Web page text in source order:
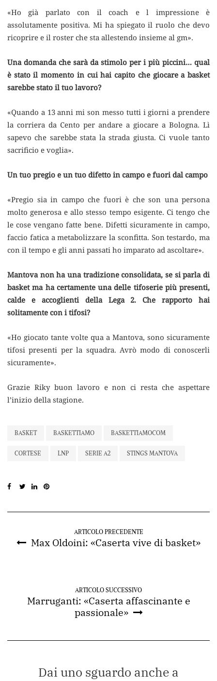
«Ho già parlato con il coach e l impressione è
assolutamente positiva. Mi ha spiegato il ruolo che devo
ricoprire e il roster che sta allestendo insieme al gm».
Una domanda che sarà da stimolo per i più piccini… qual
è stato il momento in cui hai capito che giocare a basket
sarebbe stato il tuo lavoro?
«Quando a 13 anni mi son messo tutti i giorni a prendere
la corriera da Cento per andare a giocare a Bologna. Lì
sapevo che sarebbe stata la strada giusta. Ci vuole tanto
sacrificio e voglia».
Un tuo pregio e un tuo difetto in campo e fuori dal campo
«Pregio sia in campo che fuori è che son una persona
molto generosa e allo stesso tempo esigente. Ci tengo che
le cose vengano fatte bene. Difetti sicuramente in campo,
faccio fatica a metabolizzare la sconfitta. Son testardo, ma
con il tempo e gli anni passati ho imparato ad ascoltare».
Mantova non ha una tradizione consolidata, se si parla di
basket ma ha certamente una delle tifoserie più presenti,
calde e accoglienti della Lega 2. Che rapporto hai
solitamente con i tifosi?
«Ho giocato tante volte qua a Mantova, sono sicuramente
tifosi presenti per la squadra. Avrò modo di conoscerli
sicuramente».
Grazie Riky buon lavoro e non ci resta che aspettare
l’inizio della stagione.
BASKET BASKETTIAMO BASKETTIAMOCOM
CORTESE LNP SERIE A2 STINGS MANTOVA
ARTICOLO PRECEDENTE
Max Oldoini: «Caserta vive di basket»
ARTICOLO SUCCESSIVO
Marruganti: «Caserta affascinante e
passionale»
Dai uno sguardo anche a